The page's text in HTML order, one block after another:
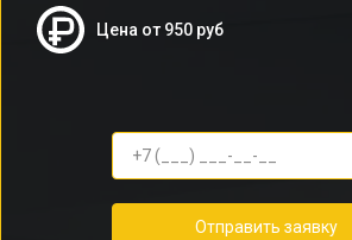
Цена от 950 руб
Отправить заявку